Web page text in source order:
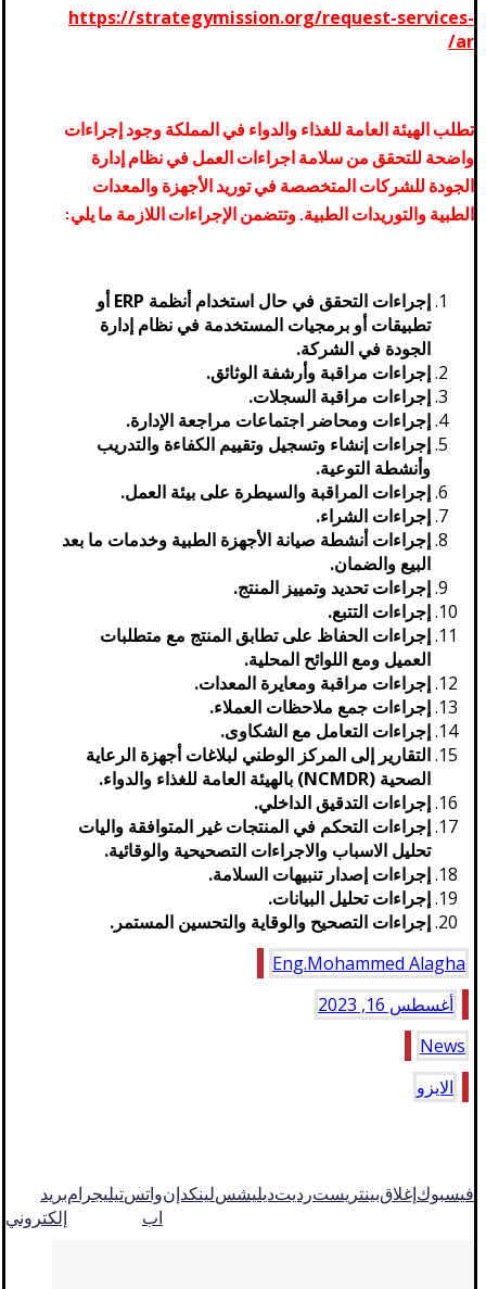
https://strategymission.org/request-services-
ar/
تطلب الهيئة العامة للغذاء والدواء في المملكة وجود إجراءات
واضحة للتحقق من سلامة اجراءات العمل في نظام إدارة
الجودة للشركات المتخصصة في توريد الأجهزة والمعدات
الطبية والتوريدات الطبية. وتتضمن الإجراءات اللازمة ما يلي:
إجراءات التحقق في حال استخدام أنظمة ERP أو
تطبيقات أو برمجيات المستخدمة في نظام إدارة
الجودة في الشركة.
إجراءات مراقبة وأرشفة الوثائق.
إجراءات مراقبة السجلات.
إجراءات ومحاضر اجتماعات مراجعة الإدارة.
إجراءات إنشاء وتسجيل وتقييم الكفاءة والتدريب
وأنشطة التوعية.
إجراءات المراقبة والسيطرة على بيئة العمل.
إجراءات الشراء.
إجراءات أنشطة صيانة الأجهزة الطبية وخدمات ما بعد
البيع والضمان.
إجراءات تحديد وتمييز المنتج.
إجراءات التتبع.
إجراءات الحفاظ على تطابق المنتج مع متطلبات
العميل ومع اللوائح المحلية.
إجراءات مراقبة ومعايرة المعدات.
إجراءات جمع ملاحظات العملاء.
إجراءات التعامل مع الشكاوى.
التقارير إلى المركز الوطني لبلاغات أجهزة الرعاية
الصحية (NCMDR) بالهيئة العامة للغذاء والدواء.
إجراءات التدقيق الداخلي.
إجراءات التحكم في المنتجات غير المتوافقة واليات
تحليل الاسباب والاجراءات التصحيحية والوقائية.
إجراءات إصدار تنبيهات السلامة.
إجراءات تحليل البيانات.
إجراءات التصحيح والوقاية والتحسين المستمر.
Eng.Mohammed Alagha
أغسطس 16, 2023
News
الايزو
فيسبوكإغلاقبينتريسترديتديليشسلينكدإنواتس
اب
تيليجرامبريد
إلكتروني